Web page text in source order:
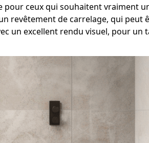
pour ceux qui souhaitent vraiment
revêtement de carrelage, qui peut
un excellent rendu visuel, pour un